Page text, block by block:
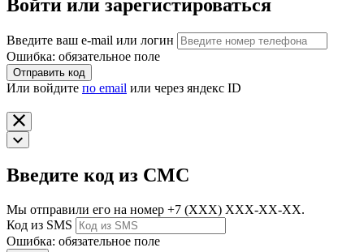
Войти или зарегистироваться
Введите ваш e-mail или логин
Ошибка: обязательное поле
Отправить код
Или войдите по email или через яндекс ID
Введите код из СМС
Мы отправили его на номер +7 (ХХХ) ХХХ-ХХ-ХХ.
Код из SMS
Ошибка: обязательное поле